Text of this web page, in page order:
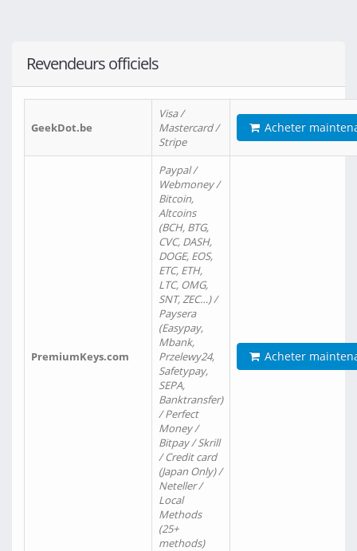
Revendeurs officiels
GeekDot.be
Visa /
Mastercard /
Stripe
Acheter
PremiumKeys.com
Paypal /
Webmoney /
Bitcoin,
Altcoins
(BCH, BTG,
CVC, DASH,
DOGE, EOS,
ETC, ETH,
LTC, OMG,
SNT, ZEC…) /
Paysera
(Easypay,
Mbank,
Przelewy24,
Safetypay,
SEPA,
Banktransfer)
/ Perfect
Money /
Bitpay / Skrill
/ Credit card
(Japan Only) /
Neteller /
Local
Methods
(25+
methods)
Acheter